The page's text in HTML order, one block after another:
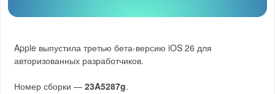
Apple выпустила третью бета-версию iOS 26 для
авторизованных разработчиков.
Номер сборки —23A5287g.